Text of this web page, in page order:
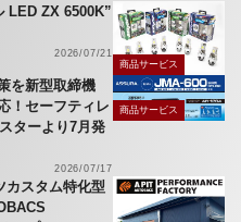
LED ZX 6500K”
2026/07/21
商品サービス
を新型取締機
！セーフティレ
ターより7月発
2026/07/17
商品サービス
カスタム特化型